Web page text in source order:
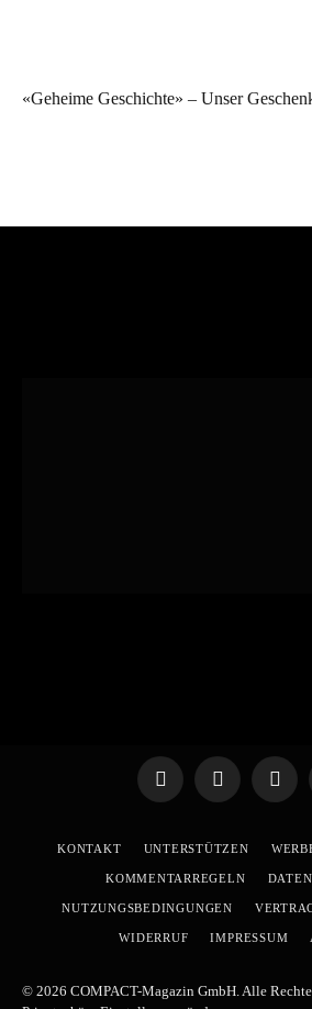
«Geheime Geschichte» – Unser
TelegramWhatsApp
X
KONTAKT UNTERSTÜTZEN
KOMMENTARREGELN
NUTZUNGSBEDINGUNGEN
WIDERRUF IMPRESSUM
© 2026 COMPACT-Magazin GmbH. Alle